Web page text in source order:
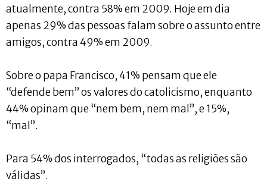
atualmente, contra 58% em 2009. Hoje em dia
apenas 29% das pessoas falam sobre o assunto entre
amigos, contra 49% em 2009.
Sobre o papa Francisco, 41% pensam que ele
“defende bem” os valores do catolicismo, enquanto
44% opinam que “nem bem, nem mal”, e 15%,
“mal”.
Para 54% dos interrogados, “todas as religiões são
válidas”.